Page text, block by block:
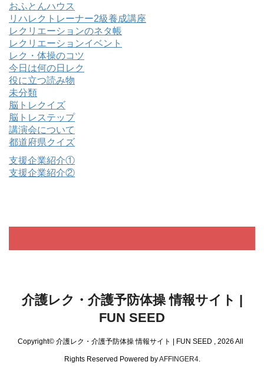
おふとんハウス
リハレクトレーナー2級養成講座
レクリエーションのネタ帳
レクリエーションイベント
レク・体操のコツ
今日は何の日レク
役に立つ読み物
未分類
脳トレクイズ
脳トレステップ
講演会について
都道府県クイズ
支援企業紹介①
支援企業紹介②
介護レク・介護予防体操 情報サイト |
FUN SEED
Copyright© 介護レク・介護予防体操 情報サイト | FUN SEED , 2026 All
Rights Reserved Powered byAFFINGER4.